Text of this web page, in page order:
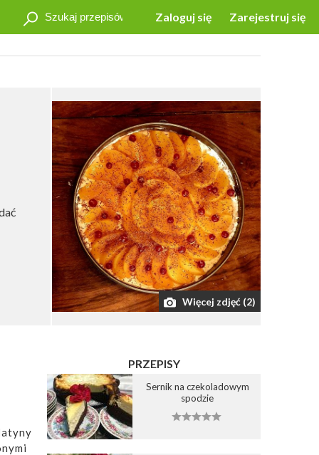
Zaloguj się Zarejestruj się
Więcej zdjęć (2)
PRZEPISY
Sernik na czekoladowym
spodzie